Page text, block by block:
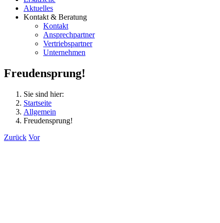
Aktuelles
Kontakt & Beratung
Kontakt
Ansprechpartner
Vertriebspartner
Unternehmen
Freudensprung!
Sie sind hier:
Startseite
Allgemein
Freudensprung!
Zurück Vor